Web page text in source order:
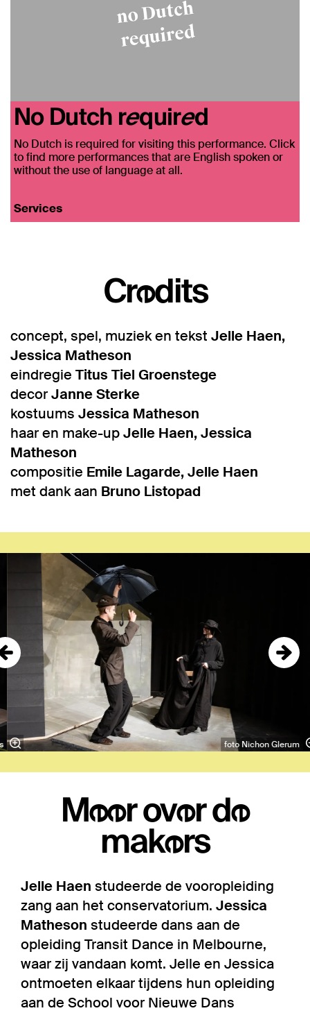
No Dutch required
No Dutch is required for visiting this performance. Click
to find more performances that are English spoken or
without the use of language at all.
Services
Credits
concept, spel, muziek en tekst Jelle Haen,
Jessica Matheson
eindregie Titus Tiel Groenstege
decorJanne Sterke
kostuums Jessica Matheson
haar en make-upJelle Haen, Jessica
Matheson
compositie Emile Lagarde, Jelle Haen
met dank aan Bruno Listopad
Overslaan
foto Nichon Glerum
Meer over de
makers
Jelle Haen studeerde de vooropleiding
zang aan het conservatorium. Jessica
Matheson studeerde dans aan de
opleiding Transit Dance in Melbourne,
waar zij vandaan komt. Jelle en Jessica
ontmoeten elkaar tijdens hun opleiding
aan de School voor Nieuwe Dans